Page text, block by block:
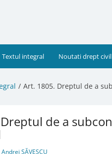
Textul integral Noutati drept civil
Art. 1805. Dreptul de a
de a
Andrei SĂVESCU